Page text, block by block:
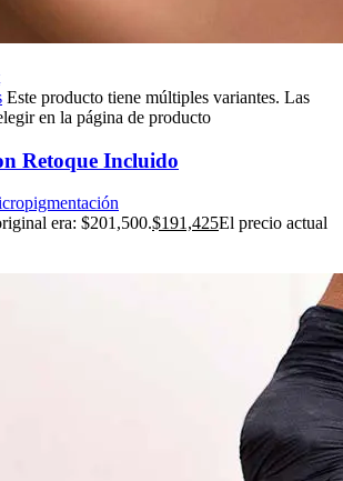
Este producto tiene múltiples variantes. Las
en la página de producto
Retoque Incluido
era: $201,500.$191,425El precio actual